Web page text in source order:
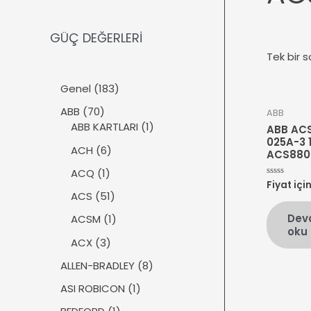
GÜÇ DEĞERLERİ
Genel 1831
ü
ABB 707
0
ü
r
ü
n
ABB KARTLARI 11
ACH 66
ü
r
ü
n
ACQ 11
ü
r
ü
ACS 515
1
ü
n
ACSM 11
ü
ACX 33
r
ü
n
ALLEN-BRADLEY 88
ASI ROBICON 11
Tek bir
ABB
ABB
025A-3
5
üzerinden
oy
aldı
Fiyat için
oku